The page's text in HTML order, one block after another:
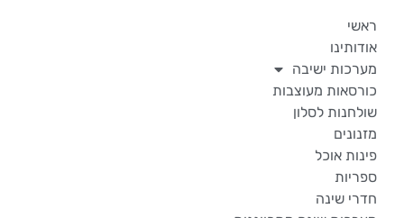
ראשי
אודותינו
מערכות ישיבה
כורסאות מעוצבות
שולחנות לסלון
מזנונים
פינות אוכל
ספריות
חדרי שינה